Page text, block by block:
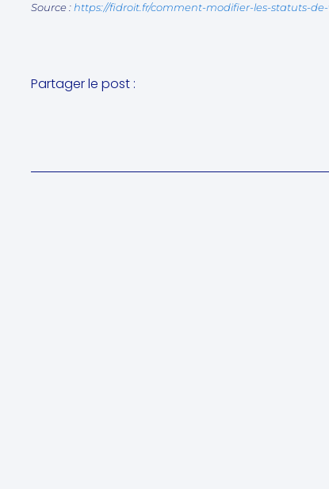
Source :https://fidroit.fr/comment-modifier-les-statuts-
Partager le post :